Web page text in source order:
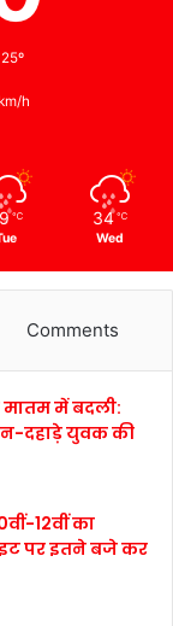
h
℃ 34 ℃
Wed
Comments
में बदली:
दहाड़े युवक की
12वीं का
पर इतने बजे कर